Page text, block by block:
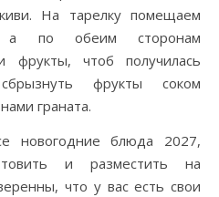
На тарелку помещаем
а по обеим сторонам
фрукты, чтоб получилась
фрукты соком
граната.
новогодние блюда 2027,
и разместить на
что у вас есть свои